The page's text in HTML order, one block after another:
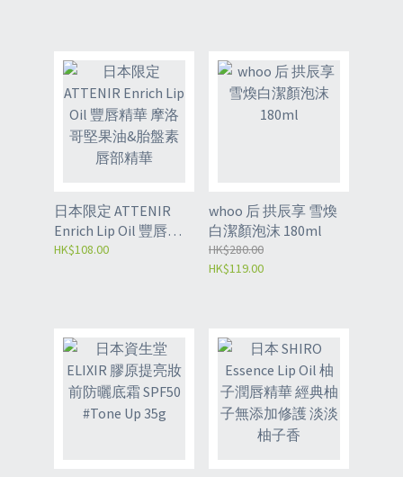
日本限定 ATTENIR
Enrich Lip Oil 豐唇精
華 摩洛哥堅果油&胎
HK$108.00
whoo 后 拱辰享 雪煥
白潔顏泡沫 180ml
HK$280.00
HK$119.00